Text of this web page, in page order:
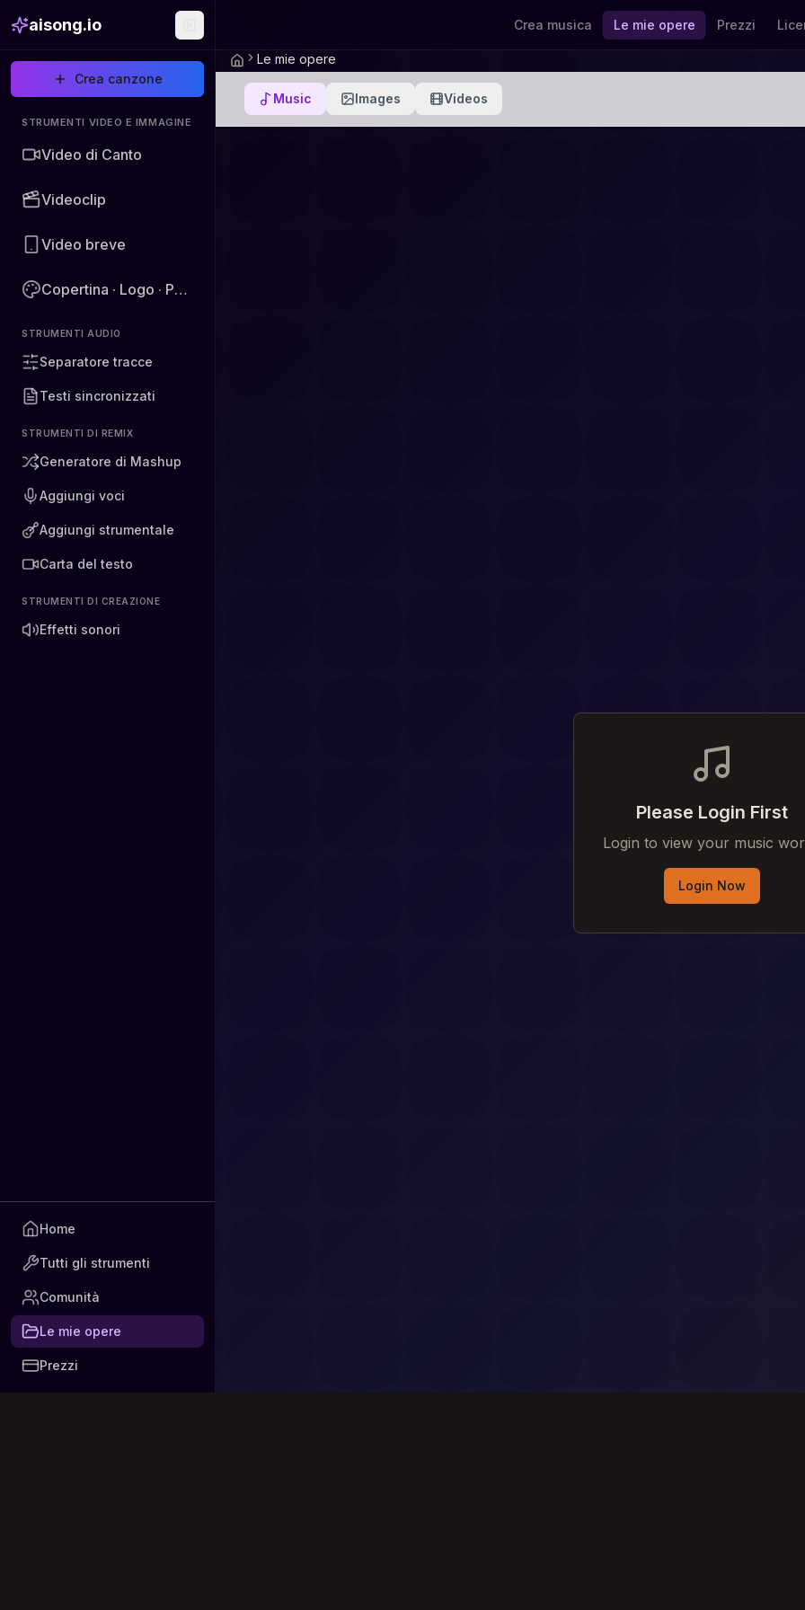
aisong.io
Crea canzone
STRUMENTI VIDEO E IMMAGINE
Video di Canto
Videoclip
Video breve
Copertina · Logo · Poster · Immagine
STRUMENTI AUDIO
Separatore tracce
Testi sincronizzati
STRUMENTI DI REMIX
Generatore di Mashup
Aggiungi voci
Aggiungi strumentale
Carta del testo
STRUMENTI DI CREAZIONE
Effetti sonori
Home
Tutti gli strumenti
Comunità
Le mie opere
Prezzi
Crea musica Le mie opere Prezzi
Le mie opere
Music Images Videos
Please Login First
Login to view your music
Login Now